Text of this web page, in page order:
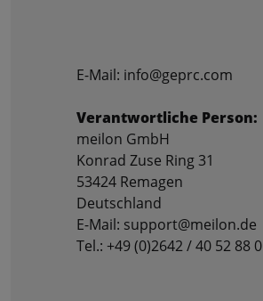
E-Mail: info@geprc.com
Verantwortliche Person:
meilon GmbH
Konrad Zuse Ring 31
53424 Remagen
Deutschland
E-Mail: support@meilon.de
Tel.: +49 (0)2642 / 40 52 88 0